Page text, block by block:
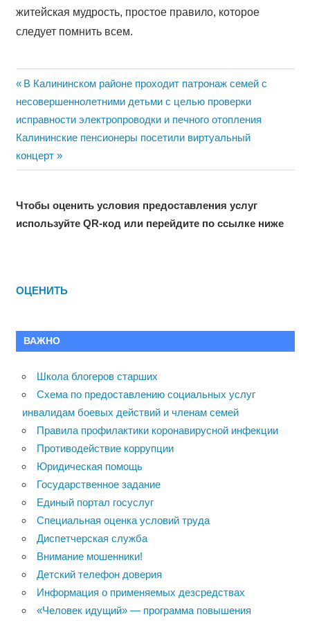
житейская мудрость, простое правило, которое
следует помнить всем.
Навигация
по
записям
Previous
Post:
В Калининском районе проходит патронаж семей с
несовершеннолетними детьми с целью проверки
исправности электропроводки и печного отопления
Next
Post:
Калининские пенсионеры посетили виртуальный
концерт
Чтобы оценить условия предоставления услуг
используйте QR-код или перейдите по ссылке ниже
ОЦЕНИТЬ
ВАЖНО
Школа блогеров старших
Схема по предоставлению социальных услуг
инвалидам боевых действий и членам семей
Правила профилактики коронавирусной инфекции
Противодействие коррупции
Юридическая помощь
Государственное задание
Единый портал госуслуг
Специальная оценка условий труда
Диспетчерская служба
Внимание мошенники!
Детский телефон доверия
Информация о применяемых дезсредствах
«Человек идущий» — программа повышения